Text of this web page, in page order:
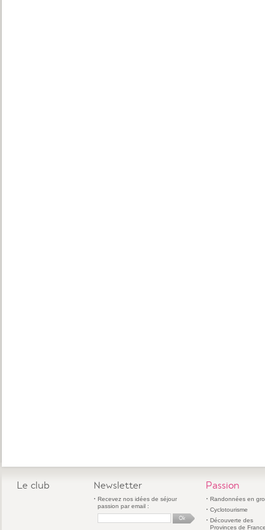
Le club Newsletter
Recevez nos idées de séjour
passion par email :
Passion
Randonnées en
Cyclotourisme
Découverte des
Provinces de